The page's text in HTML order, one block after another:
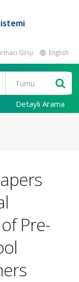
Girişi English
Detaylı Arama
Pre-